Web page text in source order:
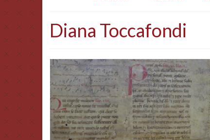
Diana Toccafondi